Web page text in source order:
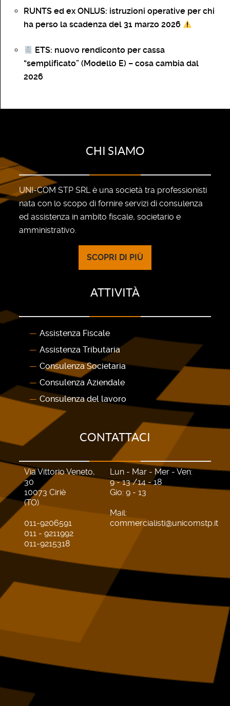
RUNTS ed ex ONLUS: istruzioni operative per chi
ha perso la scadenza del 31 marzo 2026
ETS: nuovo rendiconto per cassa
“semplificato” (Modello E) – cosa cambia dal
2026
CHI SIAMO
UNI-COM STP SRL è una società tra professionisti
nata con lo scopo di fornire servizi di consulenza
ed assistenza in ambito fiscale, societario e
amministrativo.
SCOPRI DI PIÙ
ATTIVITÀ
Assistenza Fiscale
Assistenza Tributaria
Consulenza Societaria
Consulenza Aziendale
Consulenza del lavoro
CONTATTACI
Via Vittorio Veneto,
30
10073 Ciriè
(TO)
011-9206591
011 - 9211992
011-9215318
Lun - Mar - Mer - Ven:
9 - 13 /14 - 18
Gio: 9 - 13
Mail:
commercialisti@unicomstp.it